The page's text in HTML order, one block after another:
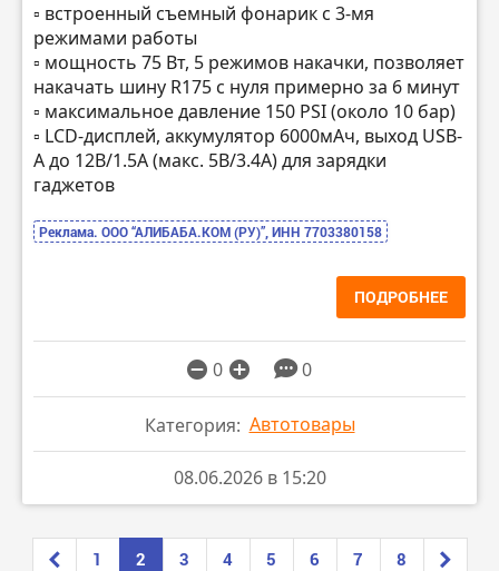
▫️ встроенный съемный фонарик с 3-мя
режимами работы
▫️ мощность 75 Вт, 5 режимов накачки, позволяет
накачать шину R175 с нуля примерно за 6 минут
▫️ максимальное давление 150 PSI (около 10 бар)
▫️ LCD-дисплей, аккумулятор 6000мАч, выход USB-
A до 12В/1.5А (макс. 5В/3.4А) для зарядки
гаджетов
Реклама. ООО “АЛИБАБА.КОМ (РУ)”, ИНН 7703380158
ПОДРОБНЕЕ
0 0
Категория: Автотовары
08.06.2026 в 15:20
1 2 3 4 5 6 7 8